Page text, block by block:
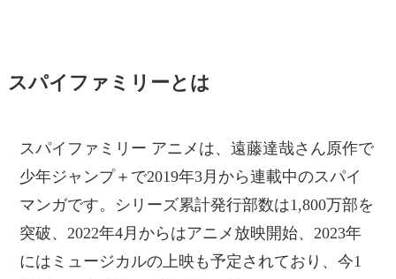
スパイファミリーとは
スパイファミリー アニメは、遠藤達哉さん原作で
少年ジャンプ＋で2019年3月から連載中のスパイ
マンガです。シリーズ累計発行部数は1,800万部を
突破、2022年4月からはアニメ放映開始、2023年
にはミュージカルの上映も予定されており、今1